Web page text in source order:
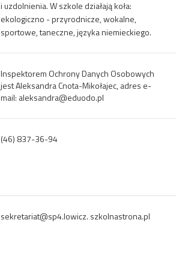
i uzdolnienia. W szkole działają koła:
ekologiczno - przyrodnicze, wokalne,
sportowe, taneczne, języka niemieckiego.
Inspektorem Ochrony Danych Osobowych
jest Aleksandra Cnota-Mikołajec, adres e-
mail: aleksandra@eduodo.pl
(46) 837-36-94
sekretariat@sp4.lowicz. szkolnastrona.pl